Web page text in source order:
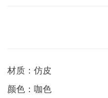
材质：仿皮
颜色：咖色